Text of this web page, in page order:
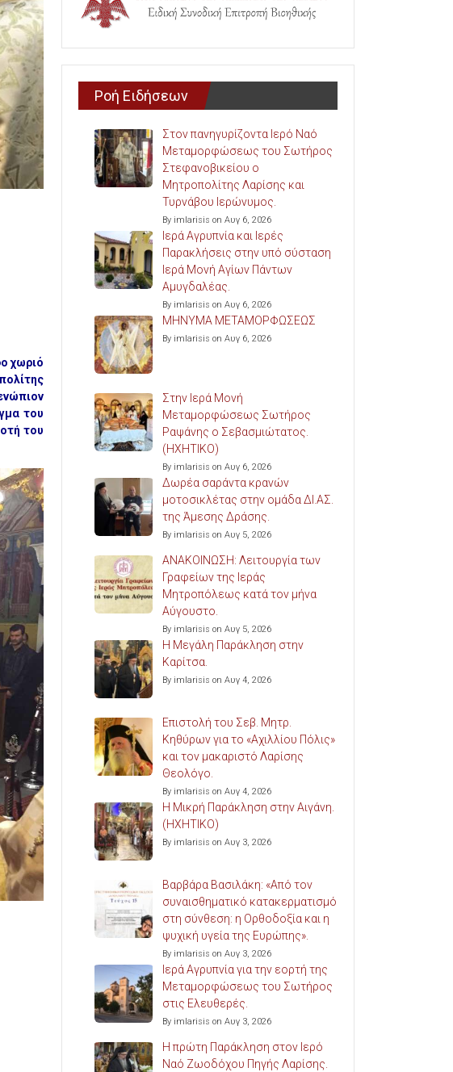
χωριό
του
του
Ροή Ειδήσεων
Στον πανηγυρίζοντα Ιερό Ναό
Μεταμορφώσεως του Σωτήρος
Στεφανοβικείου ο
Μητροπολίτης Λαρίσης και
Τυρνάβου Ιερώνυμος.
By imlarisis on Αυγ 6, 2026
Ιερά Αγρυπνία και Ιερές
Παρακλήσεις στην υπό σύσταση
Ιερά Μονή Αγίων Πάντων
Αμυγδαλέας.
By imlarisis on Αυγ 6, 2026
ΜΗΝΥΜΑ ΜΕΤΑΜΟΡΦΩΣΕΩΣ
By imlarisis on Αυγ 6, 2026
Στην Ιερά Μονή
Μεταμορφώσεως Σωτήρος
Ραψάνης ο Σεβασμιώτατος.
(ΗΧΗΤΙΚΟ)
By imlarisis on Αυγ 6, 2026
Δωρέα σαράντα κρανών
μοτοσικλέτας στην ομάδα ΔΙ.ΑΣ.
της Άμεσης Δράσης.
By imlarisis on Αυγ 5, 2026
ΑΝΑΚΟΙΝΩΣΗ: Λειτουργία των
Γραφείων της Ιεράς
Μητροπόλεως κατά τον μήνα
Αύγουστο.
By imlarisis on Αυγ 5, 2026
Η Μεγάλη Παράκληση στην
Καρίτσα.
By imlarisis on Αυγ 4, 2026
Επιστολή του Σεβ. Μητρ.
Κηθύρων για το «Αχιλλίου Πόλις»
και τον μακαριστό Λαρίσης
Θεολόγο.
By imlarisis on Αυγ 4, 2026
Η Μικρή Παράκληση στην Αιγάνη.
(ΗΧΗΤΙΚΟ)
By imlarisis on Αυγ 3, 2026
Βαρβάρα Βασιλάκη: «Από τον
συναισθηματικό κατακερματισμό
στη σύνθεση: η Ορθοδοξία και η
ψυχική υγεία της Ευρώπης».
By imlarisis on Αυγ 3, 2026
Ιερά Αγρυπνία για την εορτή της
Μεταμορφώσεως του Σωτήρος
στις Ελευθερές.
By imlarisis on Αυγ 3, 2026
Η πρώτη Παράκληση στον Ιερό
Ναό Ζωοδόχου Πηγής Λαρίσης.